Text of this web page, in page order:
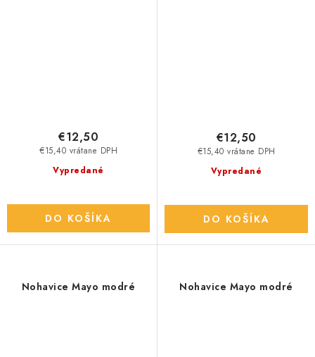
Vypredané
€15,40 vrátane DPH
€12,50
DO KOŠÍKA
Vypredané
€15,40 vrátane DPH
€12,50
DO KOŠÍKA
Nohavice Mayo modré Nohavice Mayo modré